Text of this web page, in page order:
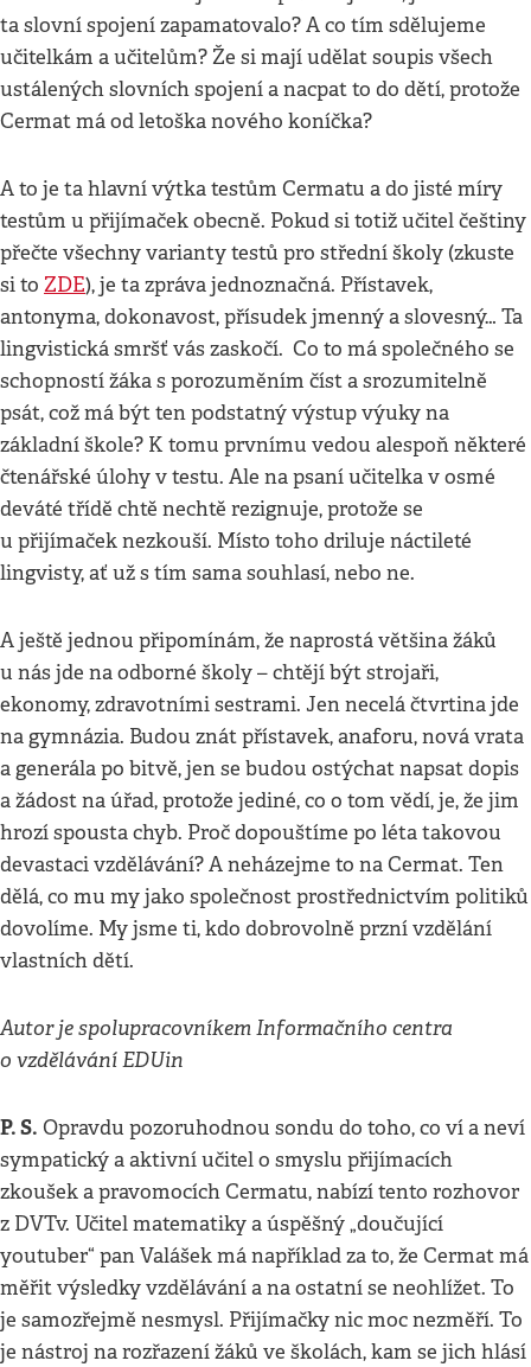
ta slovní spojení zapamatovalo? A co tím sdělujeme
učitelkám a učitelům? Že si mají udělat soupis všech
ustálených slovních spojení a nacpat to do dětí, protože
Cermat má od letoška nového koníčka?
A to je ta hlavní výtka testům Cermatu a do jisté míry
testům u přijímaček obecně. Pokud si totiž učitel češtiny
přečte všechny varianty testů pro střední školy (zkuste
si to ZDE), je ta zpráva jednoznačná. Přístavek,
antonyma, dokonavost, přísudek jmenný a slovesný… Ta
lingvistická smršť vás zaskočí. Co to má společného se
schopností žáka s porozuměním číst a srozumitelně
psát, což má být ten podstatný výstup výuky na
základní škole? K tomu prvnímu vedou alespoň některé
čtenářské úlohy v testu. Ale na psaní učitelka v osmé
deváté třídě chtě nechtě rezignuje, protože se
u přijímaček nezkouší. Místo toho driluje náctileté
lingvisty, ať už s tím sama souhlasí, nebo ne.
A ještě jednou připomínám, že naprostá většina žáků
u nás jde na odborné školy – chtějí být strojaři,
ekonomy, zdravotními sestrami. Jen necelá čtvrtina jde
na gymnázia. Budou znát přístavek, anaforu, nová vrata
a generála po bitvě, jen se budou ostýchat napsat dopis
a žádost na úřad, protože jediné, co o tom vědí, je, že jim
hrozí spousta chyb. Proč dopouštíme po léta takovou
devastaci vzdělávání? A neházejme to na Cermat. Ten
dělá, co mu my jako společnost prostřednictvím politiků
dovolíme. My jsme ti, kdo dobrovolně przní vzdělání
vlastních dětí.
Autor je spolupracovníkem Informačního centra
o vzdělávání EDUin
P. S. Opravdu pozoruhodnou sondu do toho, co ví a neví
sympatický a aktivní učitel o smyslu přijímacích
zkoušek a pravomocích Cermatu, nabízí tento rozhovor
z DVTv. Učitel matematiky a úspěšný „doučující
youtuber“ pan Valášek má například za to, že Cermat má
měřit výsledky vzdělávání a na ostatní se neohlížet. To
je samozřejmě nesmysl. Přijímačky nic moc nezměří. To
je nástroj na rozřazení žáků ve školách, kam se jich hlásí